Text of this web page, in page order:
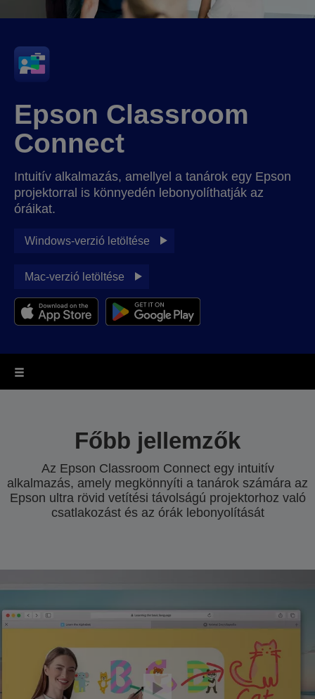
Epson Classroom
Connect
Intuitív alkalmazás, amellyel a tanárok egy Epson
projektorral is könnyedén lebonyolíthatják az
óráikat.
Windows-verzió letöltése
Mac-verzió letöltése
Főbb jellemzők
Az Epson Classroom Connect egy intuitív
alkalmazás, amely megkönnyíti a tanárok számára az
Epson ultra rövid vetítési távolságú projektorhoz való
csatlakozást és az órák lebonyolítását